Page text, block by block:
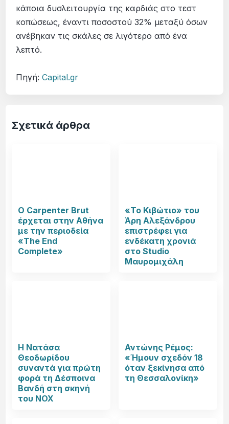
κάποια δυσλειτουργία της καρδιάς στο τεστ
κοπώσεως, έναντι ποσοστού 32% μεταξύ όσων
ανέβηκαν τις σκάλες σε λιγότερο από ένα
λεπτό.
Πηγή:Capital.gr
Σχετικά άρθρα
Ο Carpenter Brut
έρχεται στην Αθήνα
με την περιοδεία
«The End
Complete»
«Το Κιβώτιο» του
Άρη Αλεξάνδρου
επιστρέφει για
ενδέκατη χρονιά
στο Studio
Μαυρομιχάλη
Η Νατάσα
Θεοδωρίδου
συναντά για πρώτη
φορά τη Δέσποινα
Βανδή στη σκηνή
του NOX
Αντώνης Ρέμος:
«Ήμουν σχεδόν 18
όταν ξεκίνησα από
τη Θεσσαλονίκη»